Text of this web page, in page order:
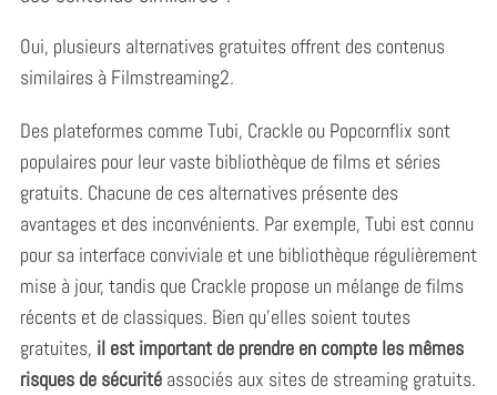
Oui, plusieurs alternatives gratuites offrent des contenus
similaires à Filmstreaming2.
Des plateformes comme Tubi, Crackle ou Popcornflix sont
populaires pour leur vaste bibliothèque de films et séries
gratuits. Chacune de ces alternatives présente des
avantages et des inconvénients. Par exemple, Tubi est connu
pour sa interface conviviale et une bibliothèque régulièrement
mise à jour, tandis que Crackle propose un mélange de films
récents et de classiques. Bien qu’elles soient toutes
gratuites, il est important de prendre en compte les mêmes
risques de sécuritéassociés aux sites de streaming gratuits.